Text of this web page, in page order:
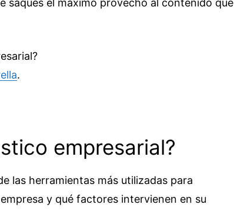
saques el máximo provecho al contenido que
.
empresarial?
las herramientas más utilizadas para
y qué factores intervienen en su